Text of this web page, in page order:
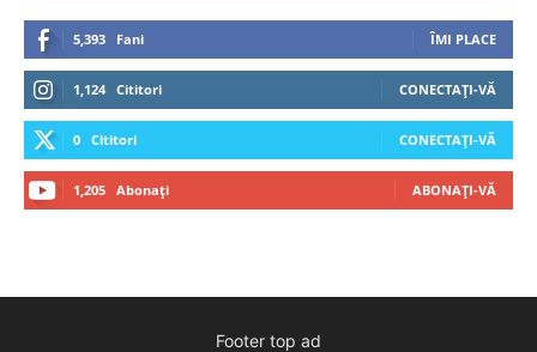
5,393 Fani ÎMI PLACE
1,124 Cititori CONECTAȚI-VĂ
0 Cititori CONECTAȚI-VĂ
1,205 Abonați ABONAȚI-VĂ
Footer top ad